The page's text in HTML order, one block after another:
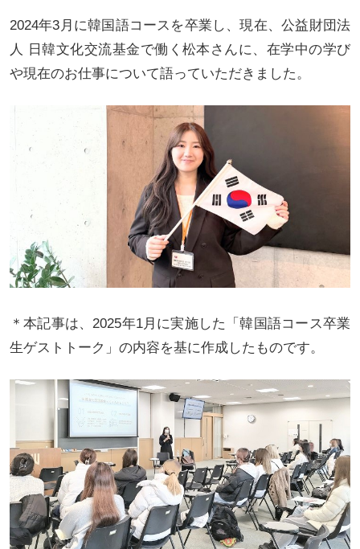
2024年3月に韓国語コースを卒業し、現在、公益財団法
人 日韓文化交流基金で働く松本さんに、在学中の学び
や現在のお仕事について語っていただきました。
＊本記事は、2025年1月に実施した「韓国語コース卒業
生ゲストトーク」の内容を基に作成したものです。